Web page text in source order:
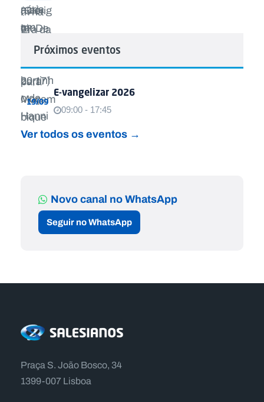
Próximos eventos
19/09
E-vangelizar 2026
09:00 - 17:45
Ver todos os eventos →
Novo canal no WhatsApp
Seguir no WhatsApp
Praça S. João Bosco, 34
1399-007 Lisboa